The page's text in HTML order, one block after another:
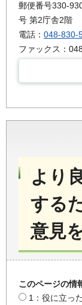
郵便番号330-
号 第2庁舎2階
電話： 048-830-
ファックス：
より
する
意見
このページの情
1：役に立っ